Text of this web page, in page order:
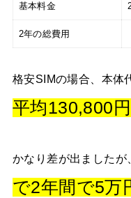
基本料金
2年の総費用
格安SIMの場合、本体
平均130,800
かなり差が出ましたが
で2年間で5万